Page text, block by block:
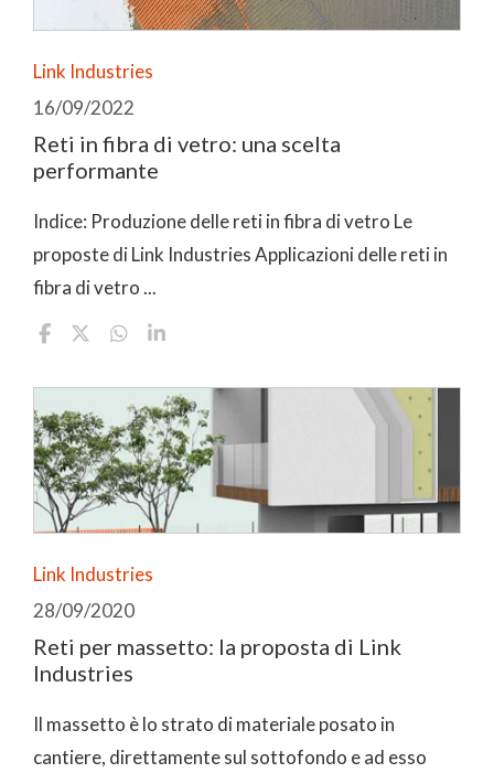
Link Industries
16/09/2022
Reti in fibra di vetro: una scelta
performante
Indice: Produzione delle reti in fibra di vetro Le
proposte di Link Industries Applicazioni delle reti in
fibra di vetro ...
Link Industries
28/09/2020
Reti per massetto: la proposta di Link
Industries
Il massetto è lo strato di materiale posato in
cantiere, direttamente sul sottofondo e ad esso